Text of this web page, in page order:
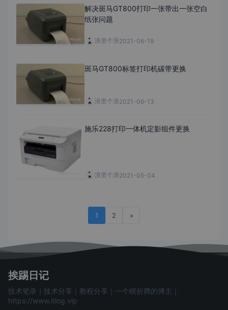
解决斑马GT800打印一张带出一张空白
纸张问题
浪里个浪2021-06-19
斑马GT800标签打印机碳带更换
浪里个浪2021-06-13
施乐228打印一体机定影组件更换
浪里个浪2021-05-04
1 2 »
挨踢日记
技术笔录｜技术分享｜教程分享｜一个瞎折腾的博主｜
https://www.itlog.vip